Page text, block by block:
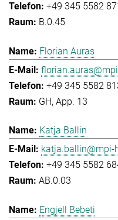
+49 345 5582
B.0.45
Florian Auras
+49 345 5582
GH, App. 13
Katja Ballin
katja.ballin@mpi-
+49 345 5582
AB.0.03
Engjell Bebeti